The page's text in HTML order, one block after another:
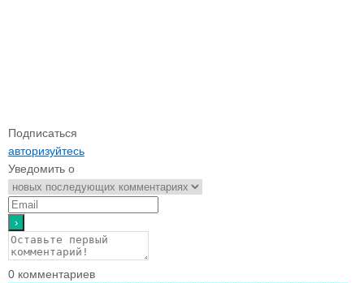
Подписаться
авторизуйтесь
Уведомить о
0 комментариев